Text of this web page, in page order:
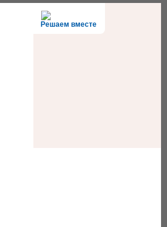
Решаем вместе